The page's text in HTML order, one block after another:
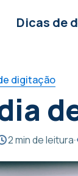
Dicas de
digitação
2 min de leitura·